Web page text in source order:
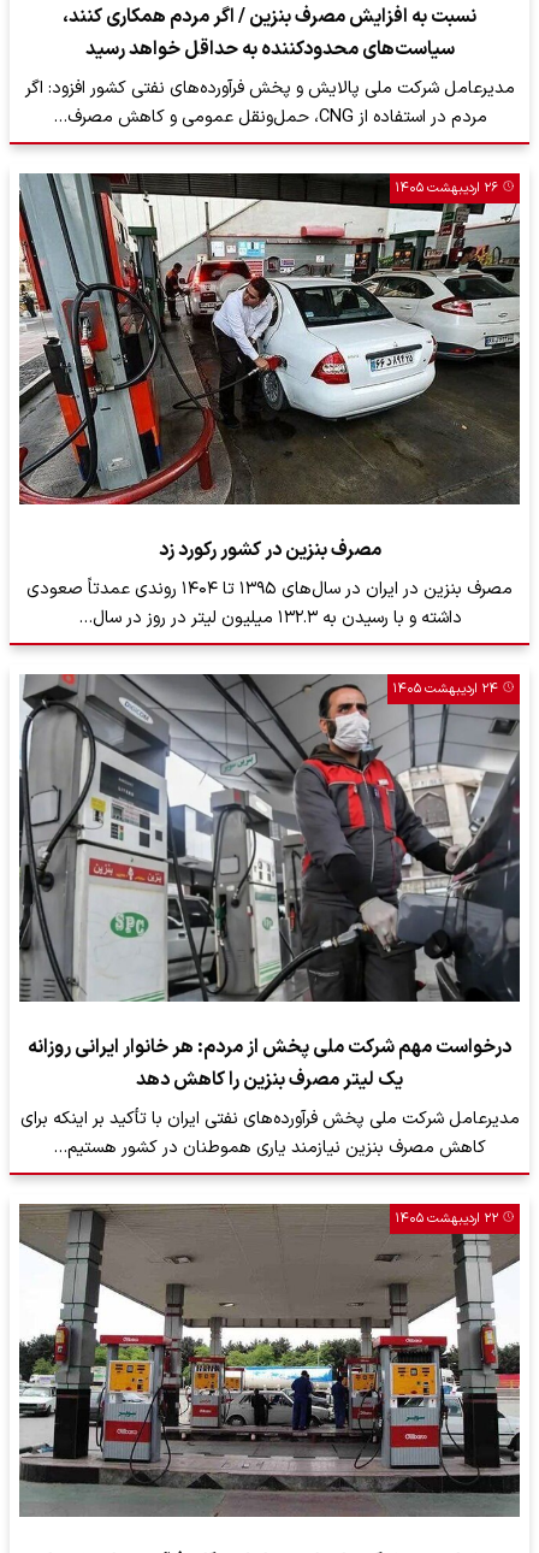
نسبت به افزایش مصرف بنزین / اگر مردم همکاری کنند،
سیاست‌های محدودکننده به حداقل خواهد رسید
مدیرعامل شرکت ملی پالایش و پخش فرآورده‌های نفتی کشور افزود: اگر
مردم در استفاده از CNG، حمل‌ونقل عمومی و کاهش مصرف…
۲۶ اردیبهشت ۱۴۰۵
مصرف بنزین در کشور رکورد زد
مصرف بنزین در ایران در سال‌های ۱۳۹۵ تا ۱۴۰۴ روندی عمدتاً صعودی
داشته و با رسیدن به ۱۳۲.۳ میلیون لیتر در روز در سال…
۲۴ اردیبهشت ۱۴۰۵
درخواست مهم شرکت ملی پخش از مردم: هر خانوار ایرانی روزانه
یک لیتر مصرف بنزین را کاهش دهد
مدیرعامل شرکت ملی پخش فرآورده‌های نفتی ایران با تأکید بر اینکه برای
کاهش مصرف بنزین نیازمند یاری هموطنان در کشور هستیم…
۲۲ اردیبهشت ۱۴۰۵